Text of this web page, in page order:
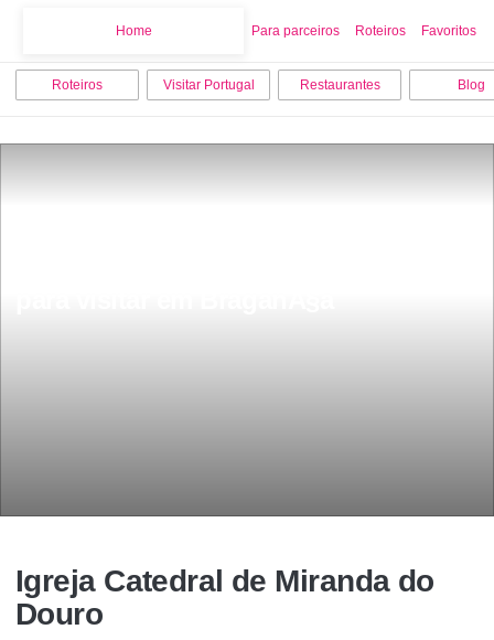
Home Para parceiros Roteiros Favoritos
Roteiros Visitar Portugal Restaurantes Blog
Igreja Catedral de Miranda do
Douro